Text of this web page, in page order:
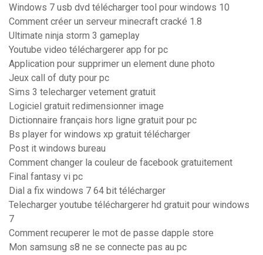
Windows 7 usb dvd télécharger tool pour windows 10
Comment créer un serveur minecraft cracké 1.8
Ultimate ninja storm 3 gameplay
Youtube video téléchargerer app for pc
Application pour supprimer un element dune photo
Jeux call of duty pour pc
Sims 3 telecharger vetement gratuit
Logiciel gratuit redimensionner image
Dictionnaire français hors ligne gratuit pour pc
Bs player for windows xp gratuit télécharger
Post it windows bureau
Comment changer la couleur de facebook gratuitement
Final fantasy vi pc
Dial a fix windows 7 64 bit télécharger
Telecharger youtube téléchargerer hd gratuit pour windows
7
Comment recuperer le mot de passe dapple store
Mon samsung s8 ne se connecte pas au pc